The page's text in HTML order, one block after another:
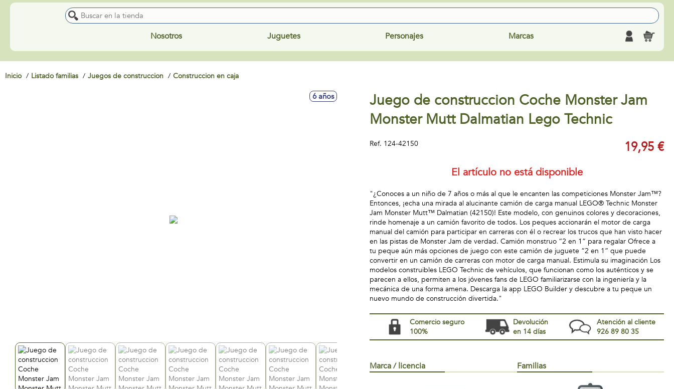
Nosotros Juguetes Personajes Marcas
Inicio Listado familias Juegos de construccion Construccion en caja
6 años
Juego de construccion Coche Monster Jam
Monster Mutt Dalmatian Lego Technic
Ref. 124-42150 19,95 €
El artículo no está disponible
"¿Conoces a un niño de 7 años o más al que le encanten las competiciones Monster Jam™?
Entonces, ¡echa una mirada al alucinante camión de carga manual LEGO® Technic Monster
Jam Monster Mutt™ Dalmatian (42150)! Este modelo, con genuinos colores y decoraciones,
rinde homenaje a un camión favorito de todos. Los peques accionarán el motor de carga
manual del camión para participar en carreras con él o recrear los trucos que han visto hacer
en las pistas de Monster Jam de verdad. Camión monstruo “2 en 1” para regalar Ofrece a
tu peque aún más opciones de juego con este camión de juguete “2 en 1” que puede
convertir en un camión de carreras con motor de carga manual. Estimula su imaginación Los
modelos construibles LEGO Technic de vehículos, que funcionan como los auténticos y se
parecen a ellos, permiten a los jóvenes fans de LEGO familiarizarse con la ingeniería y la
mecánica de una forma amena. Descarga la app LEGO Builder y descubre a tu peque un
nuevo mundo de construcción divertida."
Comercio seguro
100%
Devolución
en 14 días
Atención al cliente
926 89 80 35
Marca / licencia Familias